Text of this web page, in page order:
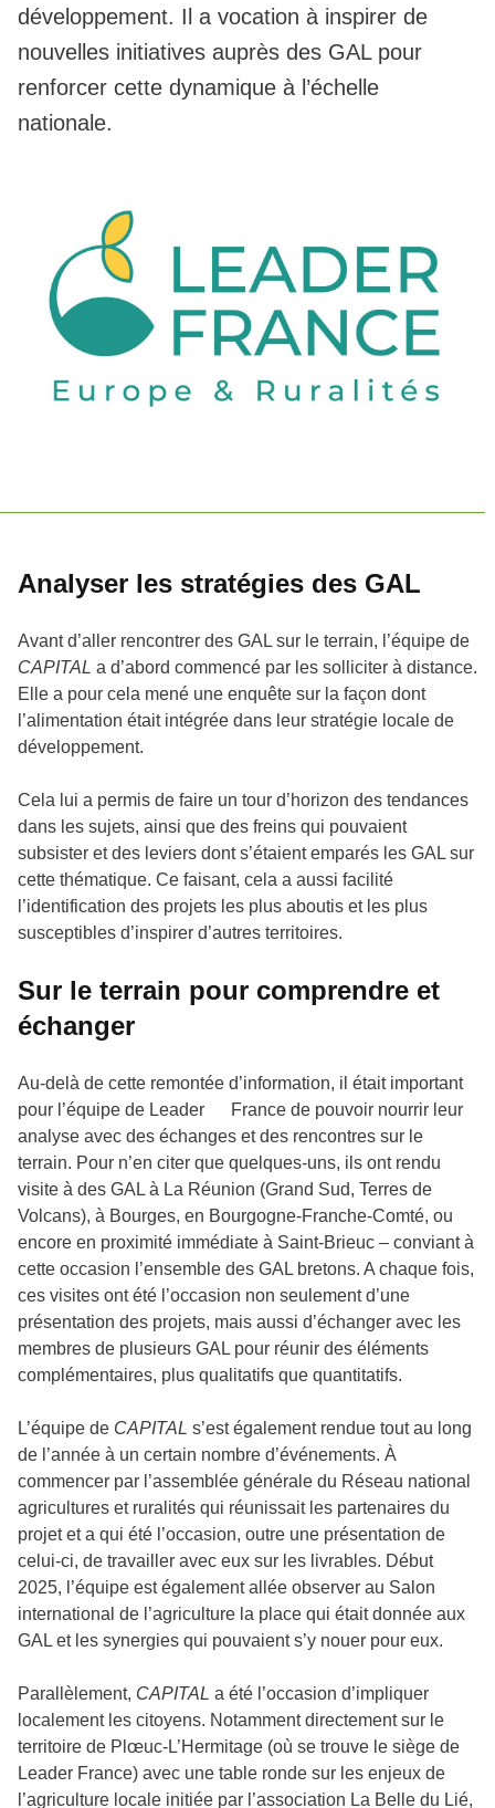
développement. Il a vocation à inspirer de
nouvelles initiatives auprès des GAL pour
renforcer cette dynamique à l’échelle
nationale.
Analyser les stratégies des GAL
Avant d’aller rencontrer des GAL sur le terrain, l’équipe de
CAPITAL a d’abord commencé par les solliciter à distance.
Elle a pour cela mené une enquête sur la façon dont
l’alimentation était intégrée dans leur stratégie locale de
développement.
Cela lui a permis de faire un tour d’horizon des tendances
dans les sujets, ainsi que des freins qui pouvaient
subsister et des leviers dont s’étaient emparés les GAL sur
cette thématique. Ce faisant, cela a aussi facilité
l’identification des projets les plus aboutis et les plus
susceptibles d’inspirer d’autres territoires.
Sur le terrain pour comprendre et
échanger
Au-delà de cette remontée d’information, il était important
pour l’équipe de Leader France de pouvoir nourrir leur
analyse avec des échanges et des rencontres sur le
terrain. Pour n’en citer que quelques-uns, ils ont rendu
visite à des GAL à La Réunion (Grand Sud, Terres de
Volcans), à Bourges, en Bourgogne-Franche-Comté, ou
encore en proximité immédiate à Saint-Brieuc – conviant à
cette occasion l’ensemble des GAL bretons. A chaque fois,
ces visites ont été l’occasion non seulement d’une
présentation des projets, mais aussi d’échanger avec les
membres de plusieurs GAL pour réunir des éléments
complémentaires, plus qualitatifs que quantitatifs.
L’équipe de CAPITAL s’est également rendue tout au long
de l’année à un certain nombre d’événements. À
commencer par l’assemblée générale du Réseau national
agricultures et ruralités qui réunissait les partenaires du
projet et a qui été l’occasion, outre une présentation de
celui-ci, de travailler avec eux sur les livrables. Début
2025, l’équipe est également allée observer au Salon
international de l’agriculture la place qui était donnée aux
GAL et les synergies qui pouvaient s’y nouer pour eux.
Parallèlement, CAPITAL a été l’occasion d’impliquer
localement les citoyens. Notamment directement sur le
territoire de Plœuc-L’Hermitage (où se trouve le siège de
Leader France) avec une table ronde sur les enjeux de
l’agriculture locale initiée par l’association La Belle du Lié,